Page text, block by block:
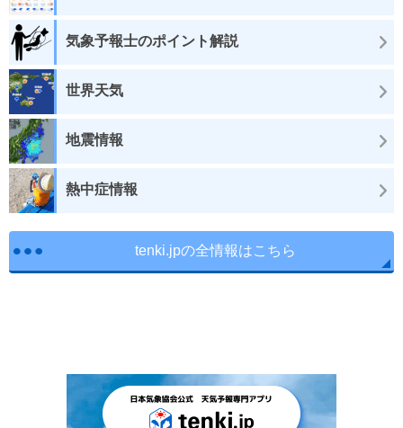
気象予報士のポイント解説
世界天気
地震情報
熱中症情報
tenki.jpの全情報はこちら